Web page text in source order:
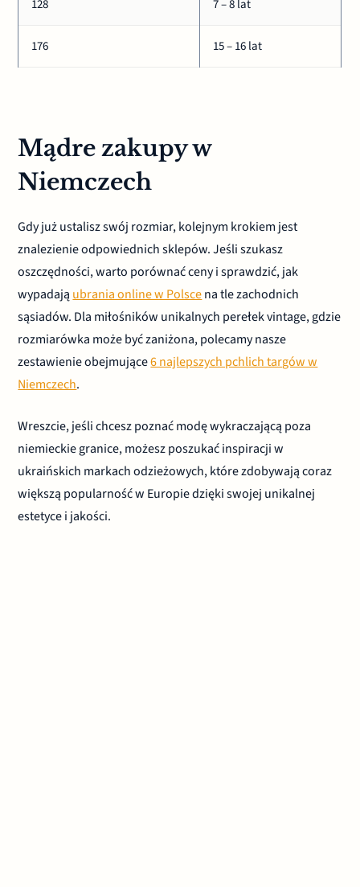
128 7 – 8 lat
176 15 – 16 lat
Mądre zakupy w
Niemczech
Gdy już ustalisz swój rozmiar, kolejnym krokiem jest
znalezienie odpowiednich sklepów. Jeśli szukasz
oszczędności, warto porównać ceny i sprawdzić, jak
wypadają ubrania online w Polscena tle zachodnich
sąsiadów. Dla miłośników unikalnych perełek vintage, gdzie
rozmiarówka może być zaniżona, polecamy nasze
zestawienie obejmujące6 najlepszych pchlich targów w
Niemczech.
Wreszcie, jeśli chcesz poznać modę wykraczającą poza
niemieckie granice, możesz poszukać inspiracji w
ukraińskich markach odzieżowych, które zdobywają coraz
większą popularność w Europie dzięki swojej unikalnej
estetyce i jakości.